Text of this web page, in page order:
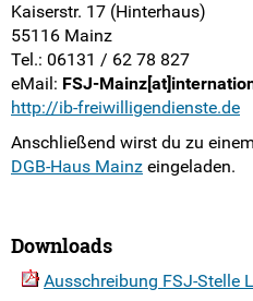
Kaiserstr. 17 (Hinterhaus)
55116 Mainz
Tel.: 06131 / 62 78 827
eMail: FSJ-
http://ib-freiwilligendienste.de
Anschließend wirst du zu
DGB-Haus Mainz eingeladen.
Downloads
Ausschreibung FSJ-Stelle